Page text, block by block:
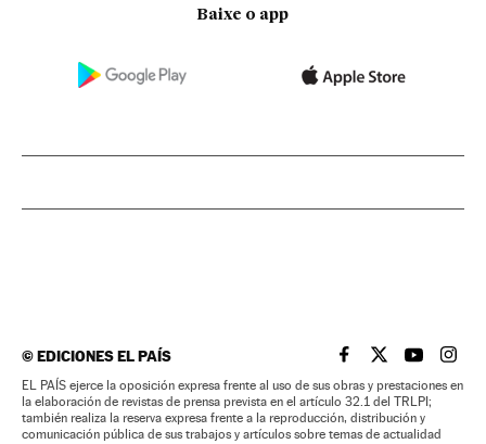
Baixe o app
©EDICIONES EL PAÍS EL PAÍS BRASIL EN
EL PAÍSEL PAÍS
EL
EL PAÍS ejerce la oposición expresa frente al uso de sus obras y prestaciones en
la elaboración de revistas de prensa prevista en el artículo 32.1 del TRLPI;
también realiza la reserva expresa frente a la reproducción, distribución y
comunicación pública de sus trabajos y artículos sobre temas de actualidad